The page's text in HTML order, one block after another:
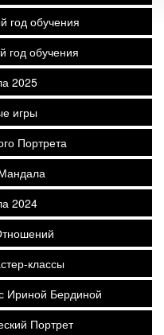
год обучения
год обучения
2025
игры
Портрета
2024
классы
Ириной Бердиной
Портрет